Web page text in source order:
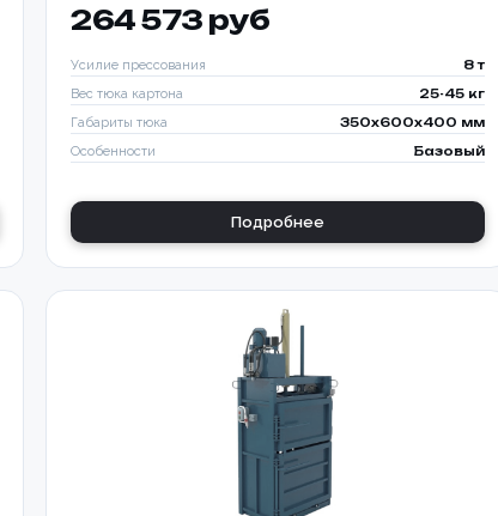
264 573 руб
Усилие прессования 8 т
Вес тюка картона 25-45 кг
Габариты тюка 350x600x400 мм
Особенности Базовый
Подробнее